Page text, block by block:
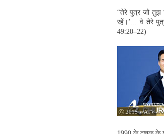
“तेरे पुत्र जो तुझ
रहें।’... वे तेरे
49:20–22)
ⓒ 2015 WATV